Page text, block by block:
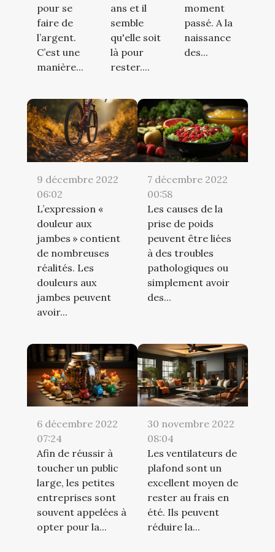
pour se
faire de
l’argent.
C’est une
manière...
ans et il
semble
qu'elle soit
là pour
rester....
moment
passé. A la
naissance
des...
9 décembre 2022
06:02
L’expression «
douleur aux
jambes » contient
de nombreuses
réalités. Les
douleurs aux
jambes peuvent
avoir...
7 décembre 2022
00:58
Les causes de la
prise de poids
peuvent être liées
à des troubles
pathologiques ou
simplement avoir
des...
6 décembre 2022
07:24
Afin de réussir à
toucher un public
large, les petites
entreprises sont
souvent appelées à
opter pour la...
30 novembre 2022
08:04
Les ventilateurs de
plafond sont un
excellent moyen de
rester au frais en
été. Ils peuvent
réduire la...